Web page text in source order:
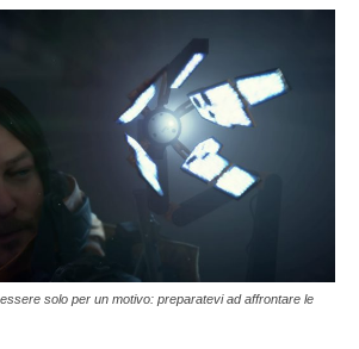
solo per un motivo: preparatevi ad affrontare le